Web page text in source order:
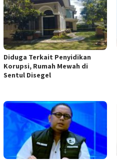
Diduga Terkait Penyidikan
Korupsi, Rumah Mewah di
Sentul Disegel